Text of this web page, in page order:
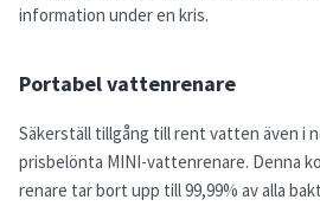
information under en kris.
Portabel vattenrenare
Säkerställ tillgång till rent vatten även i
prisbelönta MINI-vattenrenare. Denna
renare tar bort upp till 99,99% av alla